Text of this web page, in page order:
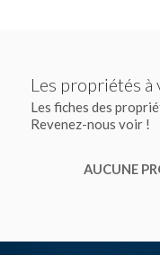
Les propriétés
Les fiches des
Revenez-nous voir !
AUCUNE